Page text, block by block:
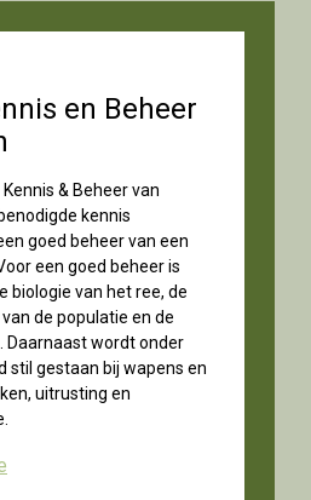
en Beheer
& Beheer van
kennis
goed beheer van een
een goed beheer is
biologie van het ree, de
de populatie en de
Daarnaast wordt onder
stil gestaan bij wapens en
uitrusting en